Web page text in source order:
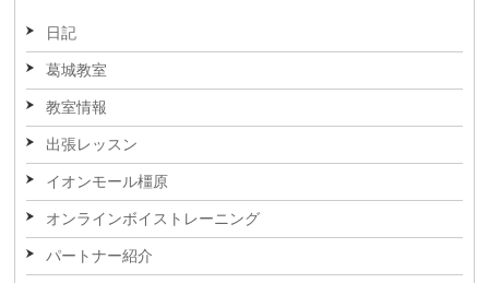
日記
葛城教室
教室情報
出張レッスン
イオンモール橿原
オンラインボイストレーニング
パートナー紹介